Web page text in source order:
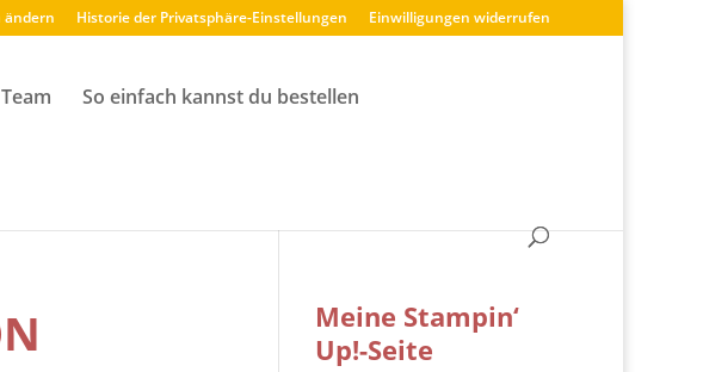
ändern Historie der Privatsphäre-Einstellungen Einwilligungen widerrufen
So einfach kannst du bestellen
Meine Stampin‘
Up!-Seite